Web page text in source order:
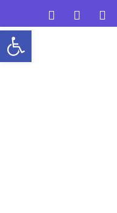
Open toolbar